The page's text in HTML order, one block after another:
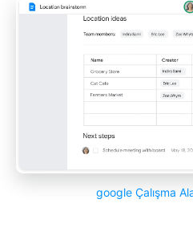
google Çalışma